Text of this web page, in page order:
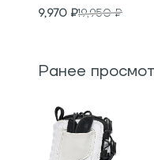
9,970 ₽19,950₽
Ранее